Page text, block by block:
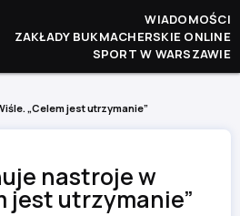
WIADOMOŚCI
ZAKŁADY BUKMACHERSKIE ONLINE
SPORT W WARSZAWIE
„Celem jest utrzymanie”
nastroje w
jest utrzymanie”